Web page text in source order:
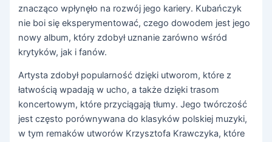
znacząco wpłynęło na rozwój jego kariery. Kubańczyk
nie boi się eksperymentować, czego dowodem jest jego
nowy album, który zdobył uznanie zarówno wśród
krytyków, jak i fanów.
Artysta zdobył popularność dzięki utworom, które z
łatwością wpadają w ucho, a także dzięki trasom
koncertowym, które przyciągają tłumy. Jego twórczość
jest często porównywana do klasyków polskiej muzyki,
w tym remaków utworów Krzysztofa Krawczyka, które